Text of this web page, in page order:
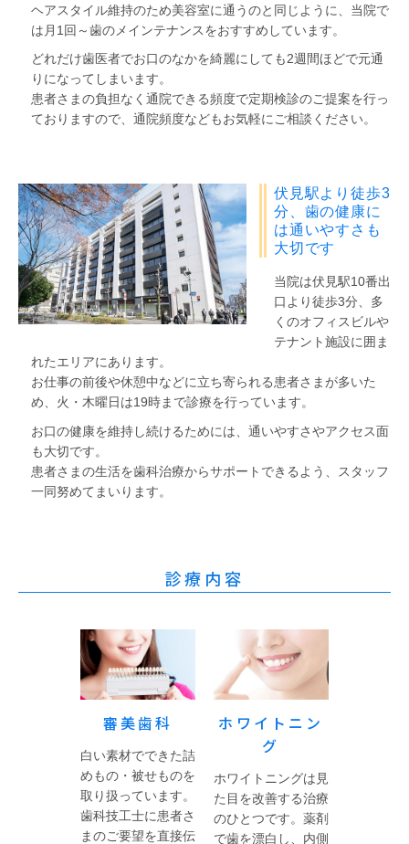
ヘアスタイル維持のため美容室に通うのと同じように、当院で
は月1回～歯のメインテナンスをおすすめしています。
どれだけ歯医者でお口のなかを綺麗にしても2週間ほどで元通
りになってしまいます。
患者さまの負担なく通院できる頻度で定期検診のご提案を行っ
ておりますので、通院頻度などもお気軽にご相談ください。
伏見駅より徒歩3
分、歯の健康に
は通いやすさも
大切です
当院は伏見駅10番出
口より徒歩3分、多
くのオフィスビルや
テナント施設に囲ま
れたエリアにあります。
お仕事の前後や休憩中などに立ち寄られる患者さまが多いた
め、火・木曜日は19時まで診療を行っています。
お口の健康を維持し続けるためには、通いやすさやアクセス面
も大切です。
患者さまの生活を歯科治療からサポートできるよう、スタッフ
一同努めてまいります。
診療内容
審美歯科
白い素材でできた詰
めもの・被せものを
取り扱っています。
歯科技工士に患者さ
まのご要望を直接伝
ホワイトニン
グ
ホワイトニングは見
た目を改善する治療
のひとつです。薬剤
で歯を漂白し、内側